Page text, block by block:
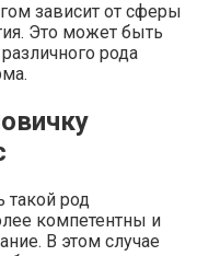
зависит от сферы
Это может быть
рода
такой род
компетентны и
В этом случае